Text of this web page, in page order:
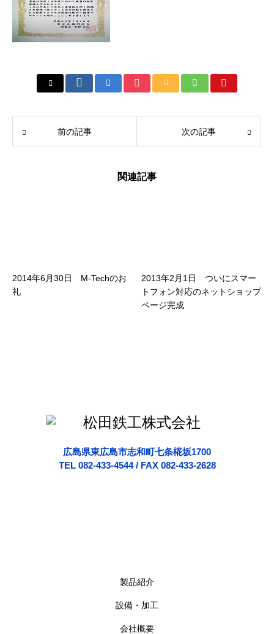
前の記事 次の記事
関連記事
2014年6月30日 M-Techのお
礼
2013年2月1日 ついにスマー
トフォン対応のネットショップ
ページ完成
広島県東広島市志和町七条椛坂1700
TEL 082-433-4544 / FAX 082-433-2628
製品紹介
設備・加工
会社概要